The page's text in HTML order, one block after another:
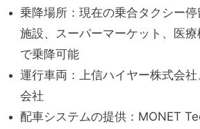
乗降場所：現在の乗合タクシー
施設、スーパーマーケット、医
で乗降可能
運行車両：上信ハイヤー株式会
会社
配車システムの提供：MONET